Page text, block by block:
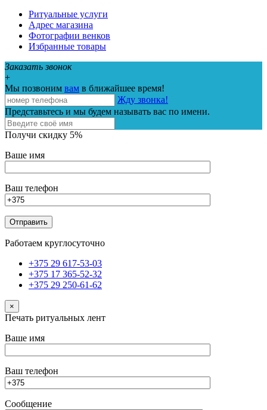
Ритуальные услуги
Адрес магазина
Фотографии венков
Избранные товары
Заказать звонок
+
Мы позвоним вам в ближайшее время!
Жду звонка!
Представьтесь и мы будем называть вас по имени.
Получи скидку 5%
Ваше имя
Ваш телефон
Работаем круглосуточно
+375 29 617-53-03
+375 17 365-52-32
+375 29 250-61-62
×
Печать ритуальных лент
Ваше имя
Ваш телефон
Сообщение